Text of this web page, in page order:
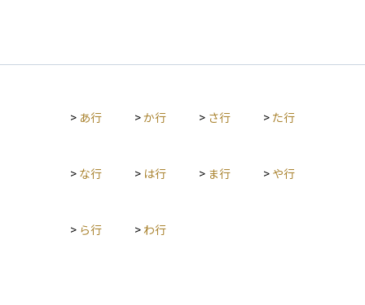
> あ行 >か行 > さ行 > た行
> な行 > は行 > ま行 > や行
> ら行 > わ行